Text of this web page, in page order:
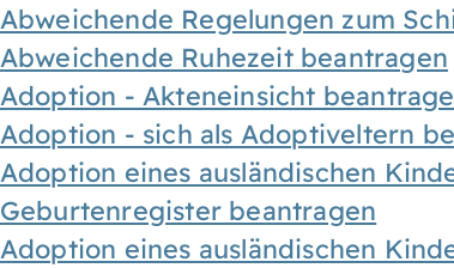
Abweichende Regelungen zum
Abweichende Ruhezeit beantragen
Adoption - Akteneinsicht
Adoption - sich als Adoptiveltern
Adoption eines ausländischen
Geburtenregister beantragen
Adoption eines ausländischen